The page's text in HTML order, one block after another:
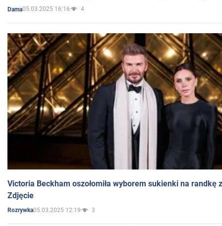
Dama05.03.2025 16:16 4
Victoria Beckham oszołomiła wyborem sukienki na randkę
Zdjęcie
Rozrywka05.03.2025 12:19 3